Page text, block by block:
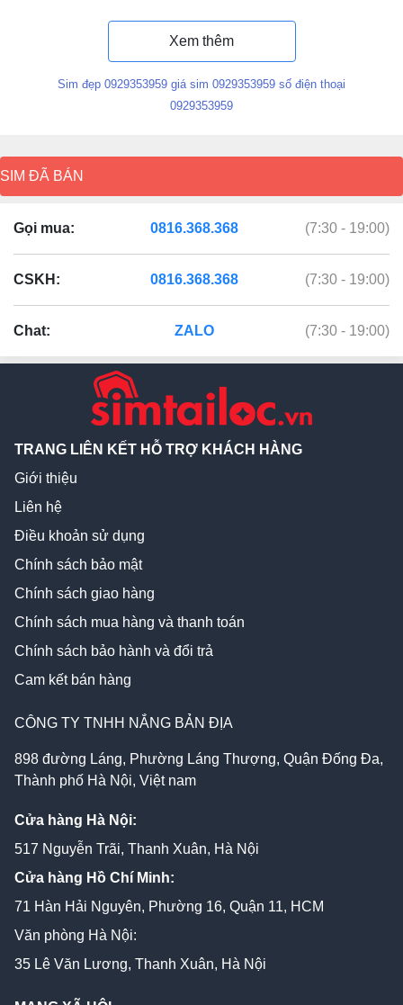
Xem thêm
Sim đẹp 0929353959 giá sim 0929353959 số điện thoại
0929353959
SIM ĐÃ BÁN
Gọi mua: 0816.368.368 (7:30 - 19:00)
CSKH: 0816.368.368 (7:30 - 19:00)
Chat: ZALO (7:30 - 19:00)
CÔNG TY TNHH NẮNG BẢN ĐỊA
898 đường Láng, Phường Láng Thượng, Quận Đống Đa,
Thành phố Hà Nội, Việt nam
Cửa hàng Hà Nội:
517 Nguyễn Trãi, Thanh Xuân, Hà Nội
Cửa hàng Hồ Chí Minh:
71 Hàn Hải Nguyên, Phường 16, Quận 11, HCM
Văn phòng Hà Nội:
35 Lê Văn Lương, Thanh Xuân, Hà Nội
TRANG LIÊN KẾT HỖ TRỢ KHÁCH HÀNG
Giới thiệu
Liên hệ
Điều khoản sử dụng
Chính sách bảo mật
Chính sách giao hàng
Chính sách mua hàng và thanh toán
Chính sách bảo hành và đổi trả
Cam kết bán hàng